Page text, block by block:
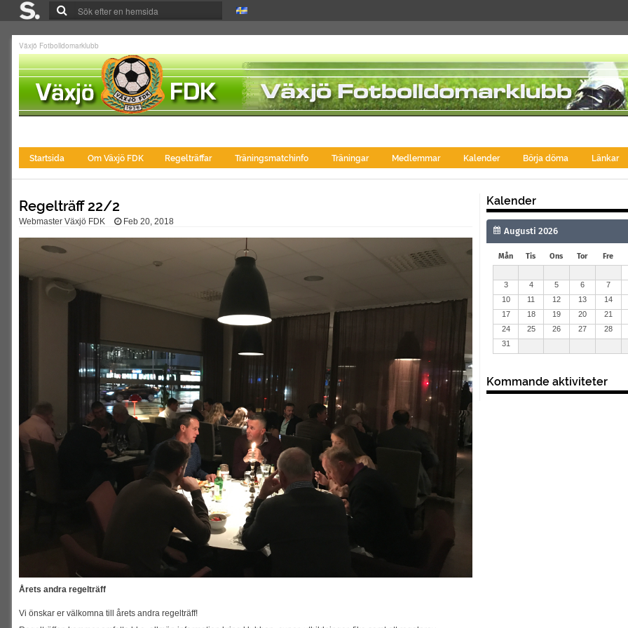
Växjö Fotbolldomarklubb
Startsida Om Växjö FDK Regelträffar Träningsmatchinfo Träningar Medlemmar Kalender Börja döma Länkar
Regelträff 22/2
Webmaster Växjö FDK Feb 20, 2018
Årets andra regelträff
Vi önskar er välkomna till årets andra regelträff!
Kalender
Mån Tis Ons Tor Fre
3 4 5 6 7
10 11 12 13 14
17 18 19 20 21
24 25 26 27 28
31
Kommande aktiviteter